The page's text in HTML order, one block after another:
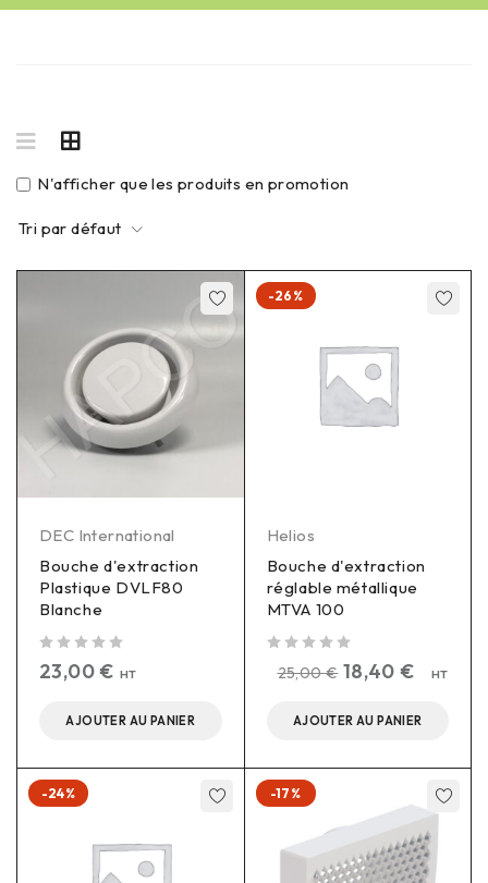
Tri par défaut
N'afficher que les produits en promotion
DEC International
Bouche d'extraction
Plastique DVLF80
Blanche
23,00€ HT
AJOUTER AU PANIER
-26%
Helios
Bouche d'extraction
réglable métallique
MTVA 100
25,00€ 18,40€ HT
AJOUTER AU PANIER
-24% -17%